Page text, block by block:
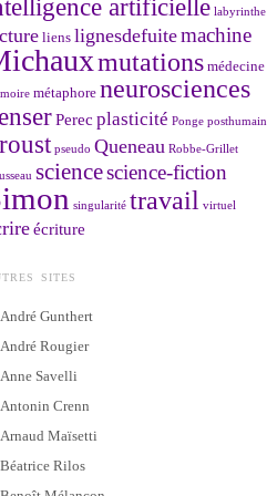
artificielle labyrinthe
liens lignesdefuitemachine
mutations médecine
métaphore neurosciences
Perec plasticité Ponge posthumain
pseudo Queneau Robbe-Grillet
sciencescience-fiction
singularité travail virtuel
écriture
SITES
André Gunthert
André Rougier
Anne Savelli
Antonin Crenn
Arnaud Maïsetti
Béatrice Rilos